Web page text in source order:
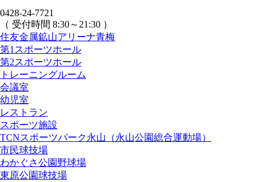
0428-24-7721
（ 受付時間 8:30～21:30 ）
住友金属鉱山アリーナ青梅
第1スポーツホール
第2スポーツホール
トレーニングルーム
会議室
幼児室
レストラン
スポーツ施設
TCNスポーツパーク永山（永山公園総合運動場）
市民球技場
わかぐさ公園野球場
東原公園球技場